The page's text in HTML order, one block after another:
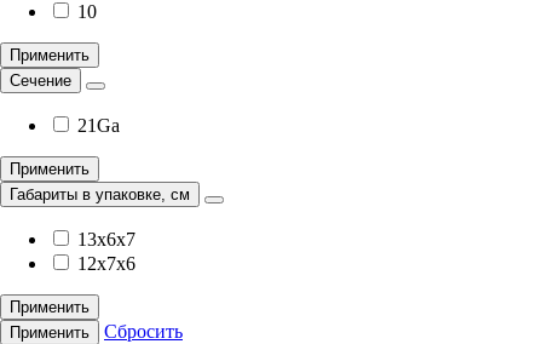
10
Применить
Сечение
21Ga
Применить
Габариты в упаковке, см
13х6х7
12х7х6
Применить
Применить
Сбросить